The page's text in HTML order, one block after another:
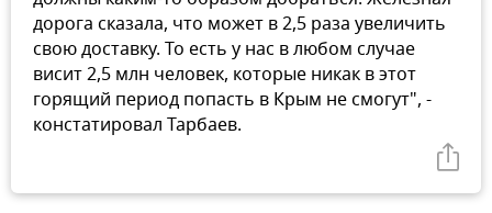
дорога сказала, что может в 2,5 раза увеличить
свою доставку. То есть у нас в любом случае
висит 2,5 млн человек, которые никак в этот
горящий период попасть в Крым не смогут", -
констатировал Тарбаев.